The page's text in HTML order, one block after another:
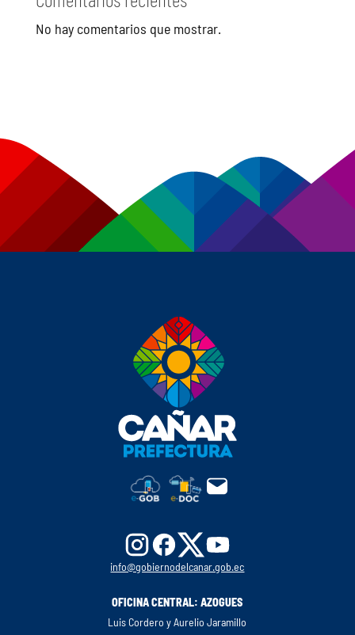
No hay comentarios que mostrar.
info@gobiernodelcanar.gob.ec
OFICINA CENTRAL: AZOGUES
Luis Cordero y Aurelio Jaramillo